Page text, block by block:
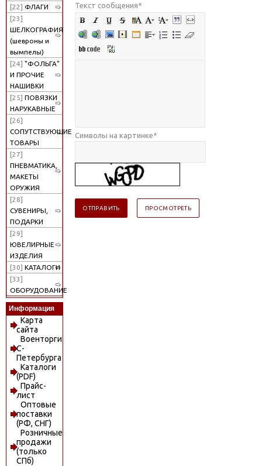
[22] ФЛАГИ
[23]
ШЕЛКОГРАФИЯ
(шевроны и
вымпелы)
[24] "ФОЛЬГА"
И ПРОЧИЕ
НАШИВКИ
[25] ПОВЯЗКИ
НАРУКАВНЫЕ
[26]
СОПУТСТВУЮЩИЕ
ТОВАРЫ
[27]
ПНЕВМАТИКА,
МАКЕТЫ
ОРУЖИЯ
[28]
СУВЕНИРЫ,
ПОДАРКИ
[29]
ЮВЕЛИРНЫЕ
ИЗДЕЛИЯ
[30] КАТАЛОГИ
[33]
ОБОРУДОВАНИЕ
Информация
Карта
сайта
Военторги
С-
Петербурга
Каталоги
(PDF)
Прайс-
лист
Оптовые
поставки
(РФ, СНГ)
Розничные
продажи
(только
СПб)
Текст сообщения*
Символы на картинке*